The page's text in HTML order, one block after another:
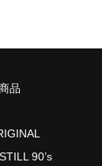
品
STILL 90’s